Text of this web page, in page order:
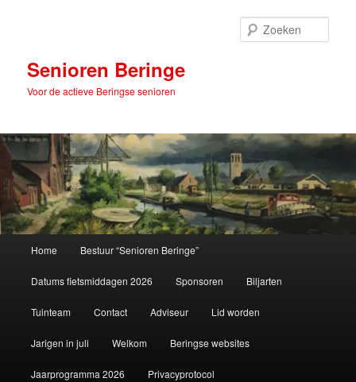
inhoudSenioren Beringe
Voor de actieve Beringse senioren
Home Bestuur “Senioren Beringe”
Datums fietsmiddagen 2026 Sponsoren Biljarten
Tuinteam Contact Adviseur Lid worden
Jarigen in juli Welkom Beringse websites
Jaarprogramma 2026 Privacyprotocol